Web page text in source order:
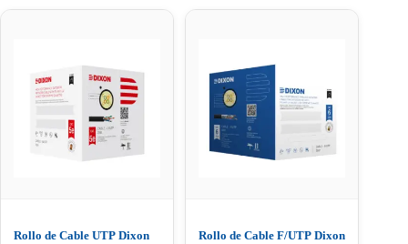
Rollo de Cable UTP Dixon
Rollo de Cable F/UTP Dixon